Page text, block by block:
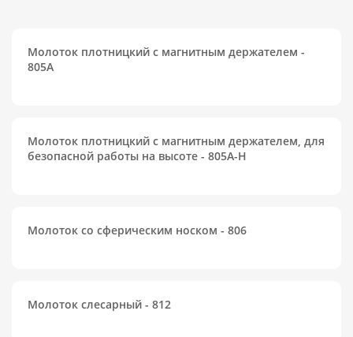
Молоток плотницкий с магнитным держателем -
805A
Молоток плотницкий с магнитным держателем, для
безопасной работы на высоте - 805A-H
Молоток со сферическим носком - 806
Молоток слесарный - 812